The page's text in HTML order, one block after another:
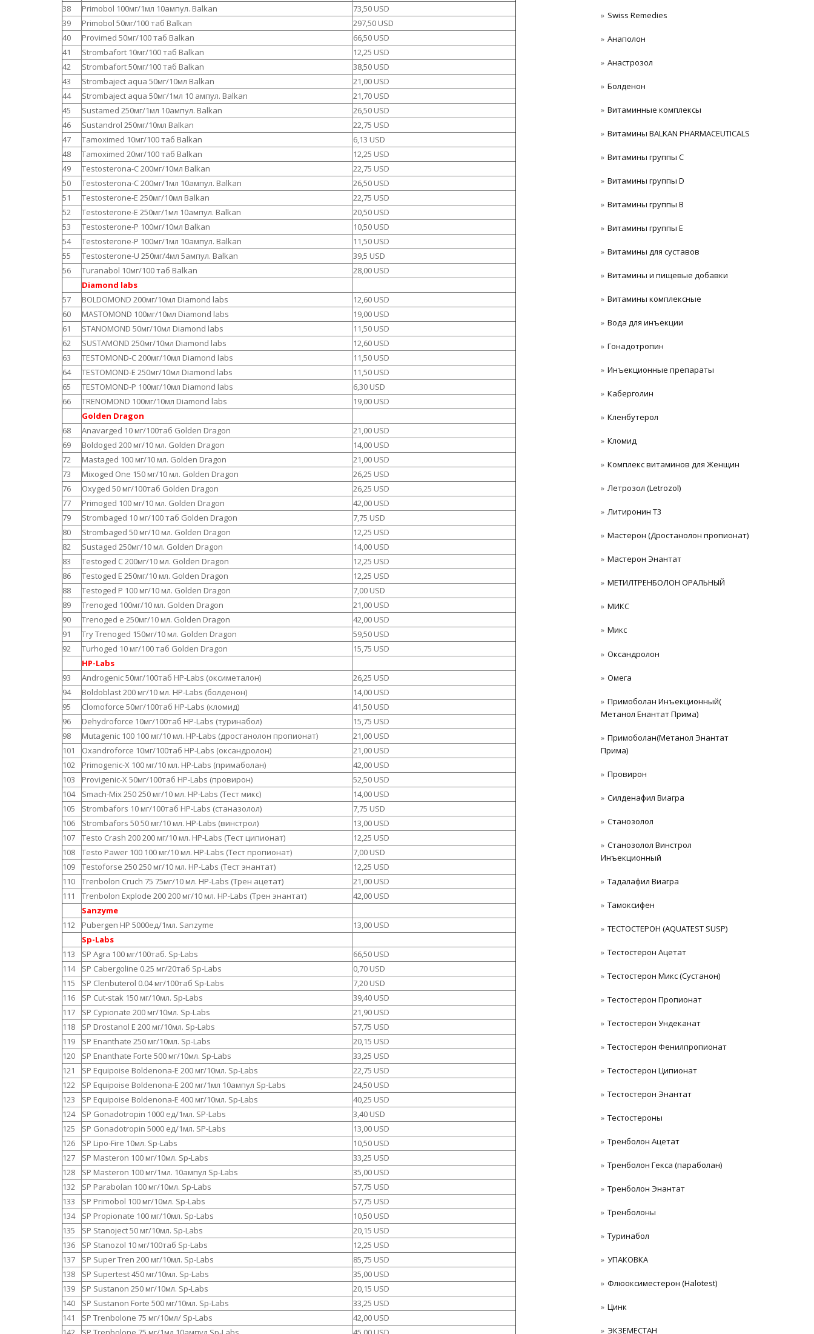
38
Primobol 100мг/1мл 10ампул. Balkan
73,50 USD
39
Primobol 50мг/100 таб Balkan
297,50 USD
40
Provimed 50мг/100 таб Balkan
66,50 USD
41
Strombafort 10мг/100 таб Balkan
12,25 USD
42
Strombafort 50мг/100 таб Balkan
38,50 USD
43
Strombaject aqua 50мг/10мл Balkan
21,00 USD
44
Strombaject aqua 50мг/1мл 10 ампул. Balkan
21,70 USD
45
Sustamed 250мг/1мл 10ампул. Balkan
26,50 USD
46
Sustandrol 250мг/10мл Balkan
22,75 USD
47
Tamoximed 10мг/100 таб Balkan
6,13 USD
48
Tamoximed 20мг/100 таб Balkan
12,25 USD
49
Testosterona-C 200мг/10мл Balkan
22,75 USD
50
Testosterona-C 200мг/1мл 10ампул. Balkan
26,50 USD
51
Testosterone-E 250мг/10мл Balkan
22,75 USD
52
Testosterone-E 250мг/1мл 10ампул. Balkan
20,50 USD
53
Testosterone-P 100мг/10мл Balkan
10,50 USD
54
Testosterone-P 100мг/1мл 10ампул. Balkan
11,50 USD
55
Testosterone-U 250мг/4мл 5ампул. Balkan
39,5 USD
56
Turanabol 10мг/100 таб Balkan
28,00 USD
Diamond labs
57
BOLDOMOND 200мг/10мл Diamond labs
12,60 USD
60
MASTOMOND 100мг/10мл Diamond labs
19,00 USD
61
STANOMOND 50мг/10мл Diamond labs
11,50 USD
62
SUSTAMOND 250мг/10мл Diamond labs
12,60 USD
63
TESTOMOND-C 200мг/10мл Diamond labs
11,50 USD
64
TESTOMOND-E 250мг/10мл Diamond labs
11,50 USD
65
TESTOMOND-P 100мг/10мл Diamond labs
6,30 USD
66
TRENOMOND 100мг/10мл Diamond labs
19,00 USD
Golden Dragon
68
Anavarged 10 мг/100таб Golden Dragon
21,00 USD
69
Boldoged 200 мг/10 мл. Golden Dragon
14,00 USD
72
Mastaged 100 мг/10 мл. Golden Dragon
21,00 USD
73
Mixoged One 150 мг/10 мл. Golden Dragon
26,25 USD
76
Oxyged 50 мг/100таб Golden Dragon
26,25 USD
77
Primoged 100 мг/10 мл. Golden Dragon
42,00 USD
79
Strombaged 10 мг/100 таб Golden Dragon
7,75 USD
80
Strombaged 50 мг/10 мл. Golden Dragon
12,25 USD
82
Sustaged 250мг/10 мл. Golden Dragon
14,00 USD
83
Testoged C 200мг/10 мл. Golden Dragon
12,25 USD
86
Testoged E 250мг/10 мл. Golden Dragon
12,25 USD
88
Testoged P 100 мг/10 мл. Golden Dragon
7,00 USD
89
Trenoged 100мг/10 мл. Golden Dragon
21,00 USD
90
Trenoged e 250мг/10 мл. Golden Dragon
42,00 USD
91
Try Trenoged 150мг/10 мл. Golden Dragon
59,50 USD
92
Turhoged 10 мг/100 таб Golden Dragon
15,75 USD
HP-Labs
93
Androgenic 50мг/100таб HP-Labs (оксиметалон)
26,25 USD
94
Boldoblast 200 мг/10 мл. HP-Labs (болденон)
14,00 USD
95
Clomoforce 50мг/100таб HP-Labs (кломид)
41,50 USD
96
Dehydroforce 10мг/100таб HP-Labs (туринабол)
15,75 USD
98
Mutagenic 100 100 мг/10 мл. HP-Labs (дростанолон пропионат)
21,00 USD
101
Oxandroforce 10мг/100таб HP-Labs (оксандролон)
21,00 USD
102
Primogenic-X 100 мг/10 мл. HP-Labs (примаболан)
42,00 USD
103
Provigenic-X 50мг/100таб HP-Labs (провирон)
52,50 USD
104
Smach-Mix 250 250 мг/10 мл. HP-Labs (Тест микс)
14,00 USD
105
Strombafors 10 мг/100таб HP-Labs (станазолол)
7,75 USD
106
Strombafors 50 50 мг/10 мл. HP-Labs (винстрол)
13,00 USD
107
Testo Crash 200 200 мг/10 мл. HP-Labs (Тест ципионат)
12,25 USD
108
Testo Pawer 100 100 мг/10 мл. HP-Labs (Тест пропионат)
7,00 USD
109
Testoforse 250 250 мг/10 мл. HP-Labs (Тест энантат)
12,25 USD
110
Trenbolon Cruch 75 75мг/10 мл. HP-Labs (Трен ацетат)
21,00 USD
111
Trenbolon Explode 200 200 мг/10 мл. HP-Labs (Трен энантат)
42,00 USD
Sanzyme
112
Pubergen HP 5000ед/1мл. Sanzyme
13,00 USD
Sp-Labs
113
SP Agra 100 мг/100таб. Sp-Labs
66,50 USD
114
SP Cabergoline 0.25 мг/20таб Sp-Labs
0,70 USD
115
SP Clenbuterol 0.04 мг/100таб Sp-Labs
7,20 USD
116
SP Cut-stak 150 мг/10мл. Sp-Labs
39,40 USD
117
SP Cypionate 200 мг/10мл. Sp-Labs
21,90 USD
118
SP Drostanol E 200 мг/10мл. Sp-Labs
57,75 USD
119
SP Enanthate 250 мг/10мл. Sp-Labs
20,15 USD
120
SP Enanthate Forte 500 мг/10мл. Sp-Labs
33,25 USD
121
SP Equipoise Boldenona-E 200 мг/10мл. Sp-Labs
22,75 USD
122
SP Equipoise Boldenona-E 200 мг/1мл 10ампул Sp-Labs
24,50 USD
123
SP Equipoise Boldenona-E 400 мг/10мл. Sp-Labs
40,25 USD
124
SP Gonadotropin 1000 ед/1мл. SP-Labs
3,40 USD
125
SP Gonadotropin 5000 ед/1мл. SP-Labs
13,00 USD
126
SP Lipo-Fire 10мл. Sp-Labs
10,50 USD
127
SP Masteron 100 мг/10мл. Sp-Labs
33,25 USD
128
SP Masteron 100 мг/1мл. 10ампул Sp-Labs
35,00 USD
132
SP Parabolan 100 мг/10мл. Sp-Labs
57,75 USD
133
SP Primobol 100 мг/10мл. Sp-Labs
57,75 USD
134
SP Propionate 100 мг/10мл. Sp-Labs
10,50 USD
135
SP Stanoject 50 мг/10мл. Sp-Labs
20,15 USD
136
SP Stanozol 10 мг/100таб Sp-Labs
12,25 USD
137
SP Super Tren 200 мг/10мл. Sp-Labs
85,75 USD
138
SP Supertest 450 мг/10мл. Sp-Labs
35,00 USD
139
SP Sustanon 250 мг/10мл. Sp-Labs
20,15 USD
140
SP Sustanon Forte 500 мг/10мл. Sp-Labs
33,25 USD
141
SP Trenbolone 75 мг/10мл/ Sp-Labs
42,00 USD
Swiss Remedies
Анаполон
Анастрозол
Болденон
Витаминные комплексы
Витамины BALKAN PHARMACEUTICALS
Витамины группы C
Витамины группы D
Витамины группы В
Витамины группы Е
Витамины для суставов
Витамины и пищевые добавки
Витамины комплексные
Вода для инъекции
Гонадотропин
Инъeкциoнныe препараты
Каберголин
Кленбутерол
Кломид
Комплекс витаминов для Женщин
Летрозол (Letrozol)
Литиронин Т3
Мастерон (Дростанолон пропионат)
Мастерон Энантат
МЕТИЛТРЕНБОЛОН ОРАЛЬНЫЙ
МИКС
Микс
Оксандролон
Омега
Примоболан Инъекционный(
Метанол Енантат Прима)
Примоболан(Метанол Энантат
Прима)
Провирон
Силденафил Виагра
Станoзолол
Станозолол Винстрол
Инъекционный
Тадалафил Виагра
Тамоксифен
ТЕСТОСТЕРОН (AQUATEST SUSP)
Тестостерон Ацетат
Тестостерон Микс (Сустанон)
Тестостерон Пропионат
Тестостерон Ундеканат
Тестостерон Фенилпропионат
Тестостерон Ципионат
Тестостерон Энантат
Тестостероны
Тренболон Ацетат
Тренболон Гекса (параболан)
Тренболон Энантат
Тренболоны
Туринабол
УПАКОВКА
Флюоксиместерон (Halotest)
Цинк
ЭКЗЕМЕСТАН